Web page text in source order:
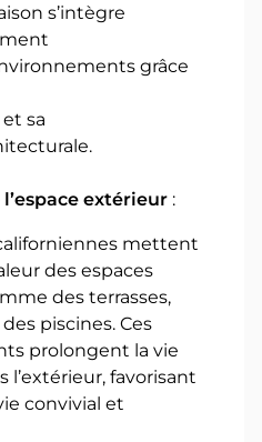
s’intègre
grâce
sa
extérieur :
mettent
des espaces
des terrasses,
piscines. Ces
prolongent la vie
l’extérieur, favorisant
convivial et